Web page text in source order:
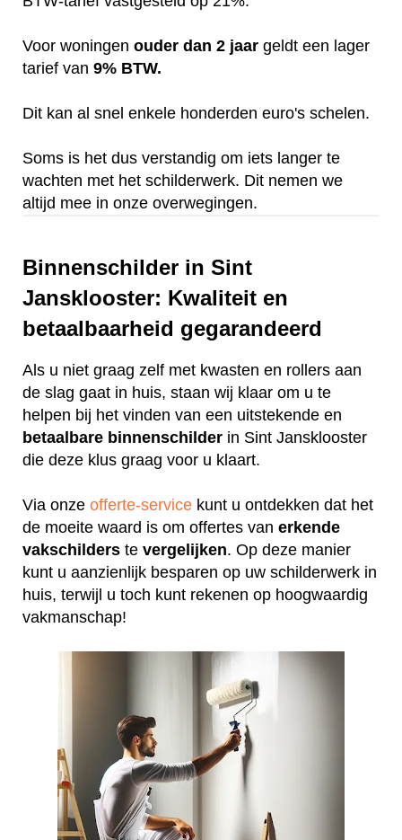
Voor woningen ouder dan 2 jaar geldt een lager
tarief van 9% BTW.
Dit kan al snel enkele honderden euro's schelen.
Soms is het dus verstandig om iets langer te
wachten met het schilderwerk. Dit nemen we
altijd mee in onze overwegingen.
Binnenschilder in Sint
Jansklooster: Kwaliteit en
betaalbaarheid gegarandeerd
Als u niet graag zelf met kwasten en rollers aan
de slag gaat in huis, staan wij klaar om u te
helpen bij het vinden van een uitstekende en
betaalbare binnenschilder in Sint Jansklooster
die deze klus graag voor u klaart.
Via onze offerte-service kunt u ontdekken dat het
de moeite waard is om offertes van erkende
vakschilders te vergelijken. Op deze manier
kunt u aanzienlijk besparen op uw schilderwerk in
huis, terwijl u toch kunt rekenen op hoogwaardig
vakmanschap!